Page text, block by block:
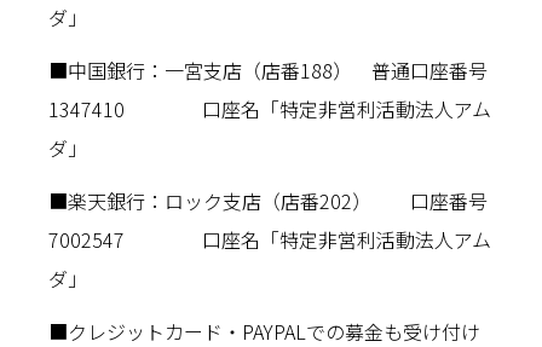
ダ」
■中国銀行：一宮支店（店番188） 普通口座番号
1347410 口座名「特定非営利活動法人アム
ダ」
■楽天銀行：ロック支店（店番202） 口座番号
7002547 口座名「特定非営利活動法人アム
ダ」
■クレジットカード・PAYPALでの募金も受け付け